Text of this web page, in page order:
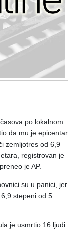
po lokalnom
da mu je epicentar
zemljotres od 6,9
registrovan je
je AP.
su u panici, jer
stepeni od 5.
je usmrtio 16 ljudi.